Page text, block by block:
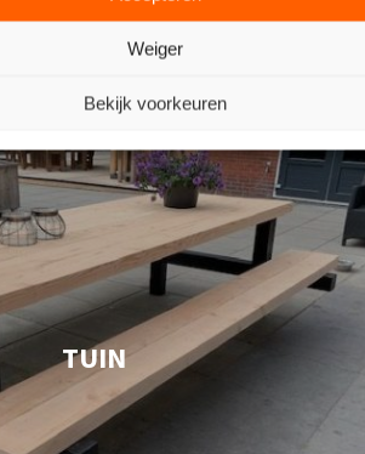
Weiger
Bekijk voorkeuren
TUIN